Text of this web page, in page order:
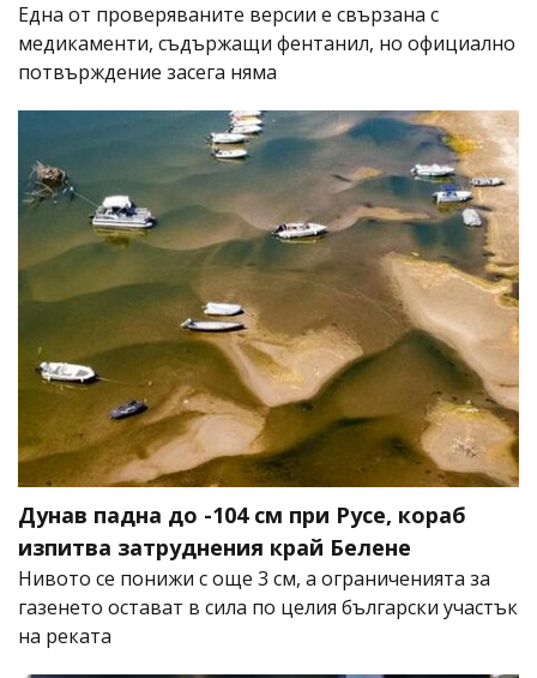
Една от проверяваните версии е свързана с
медикаменти, съдържащи фентанил, но официално
потвърждение засега няма
Дунав падна до -104 см при Русе, кораб
изпитва затруднения край Белене
Нивото се понижи с още 3 см, а ограниченията за
газенето остават в сила по целия български участък
на реката